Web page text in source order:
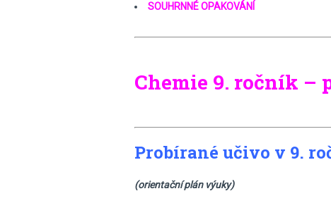
SOUHRNNÉ OPAKOVÁNÍ
Chemie 9. ročník –
Probírané učivo v 9.
(orientační plán výuky)